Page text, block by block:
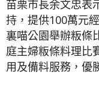
苗栗市長余文忠表
持，提供100萬元
裏喵公園舉辦粄條
庭主婦粄條料理比
用及備料服務，優